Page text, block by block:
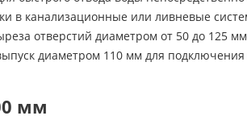
в канализационные или ливневые
отверстий диаметром от 50 до 125
диаметром 110 мм для подключения
мм